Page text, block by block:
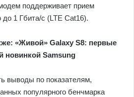
поддерживает прием
1 Гбита/c (LTE Cat16).
«Живой» Galaxy S8: первые
новинкой Samsung
выводы по показателям,
популярного бенчмарка